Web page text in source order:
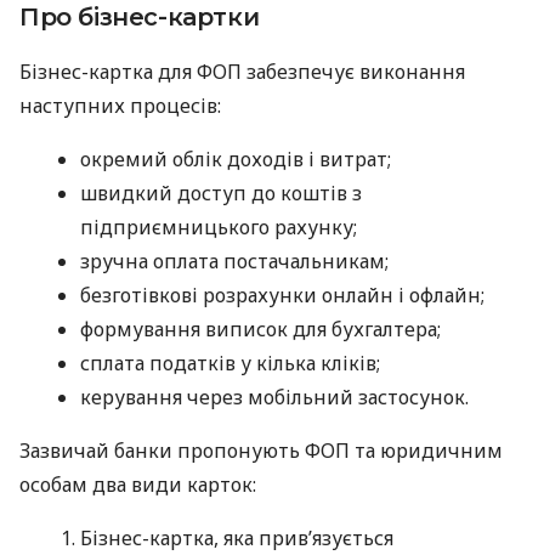
Про бізнес-картки
Бізнес-картка для ФОП забезпечує виконання
наступних процесів:
окремий облік доходів і витрат;
швидкий доступ до коштів з
підприємницького рахунку;
зручна оплата постачальникам;
безготівкові розрахунки онлайн і офлайн;
формування виписок для бухгалтера;
сплата податків у кілька кліків;
керування через мобільний застосунок.
Зазвичай банки пропонують ФОП та юридичним
особам два види карток:
Бізнес-картка, яка прив’язується